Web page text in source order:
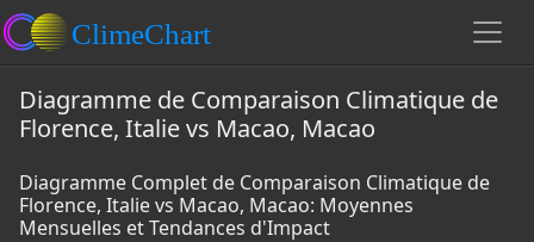
Diagramme de Comparaison Climatique de
Florence, Italie vs Macao, Macao
Diagramme Complet de Comparaison Climatique de
Florence, Italie vs Macao, Macao: Moyennes
Mensuelles et Tendances d'Impact